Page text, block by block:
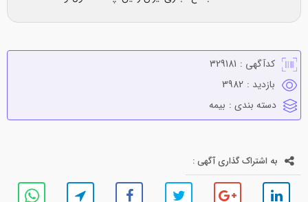
کدآگهی : 329181
بازدید : 3982
دسته بندی : بيمه
به اشتراک گذاری آگهی :